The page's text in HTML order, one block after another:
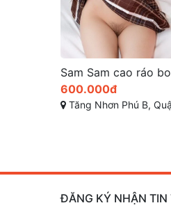
400.000đ
Đường 14, Tăng Nhơn Phú B, Quận 9, Thành
ĐĂNG KÝ NHẬN TIN